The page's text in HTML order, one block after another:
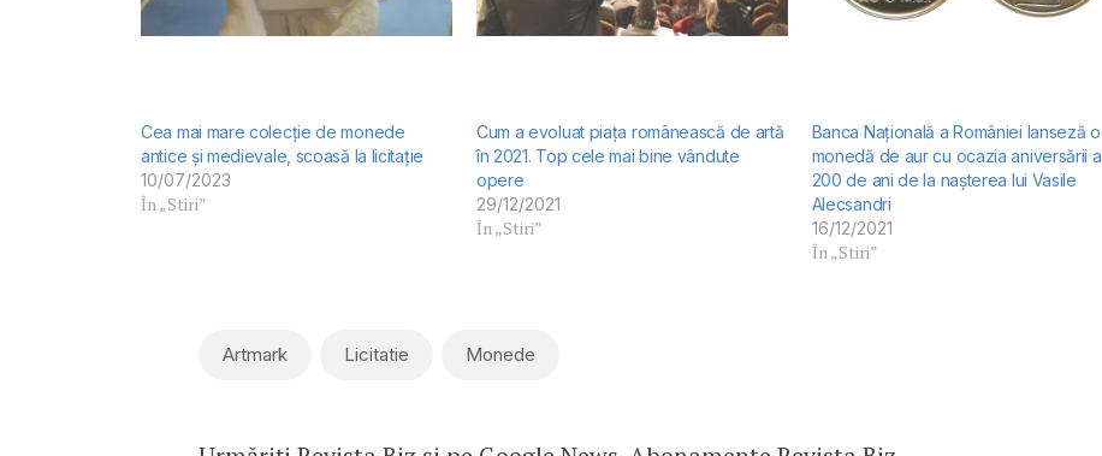
Cea mai mare colecție de monede
antice și medievale, scoasă la licitație
10/07/2023
În „Stiri”
Cum a evoluat piața românească de artă
în 2021. Top cele mai bine vândute
opere
29/12/2021
În „Stiri”
Banca Națională a României lanseză o
monedă de aur cu ocazia aniversării a
200 de ani de la nașterea lui Vasile
Alecsandri
16/12/2021
În „Stiri”
Artmark Licitatie Monede